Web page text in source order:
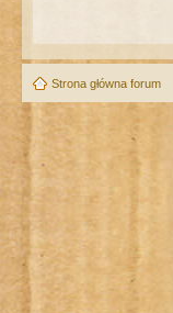
Strona główna forum